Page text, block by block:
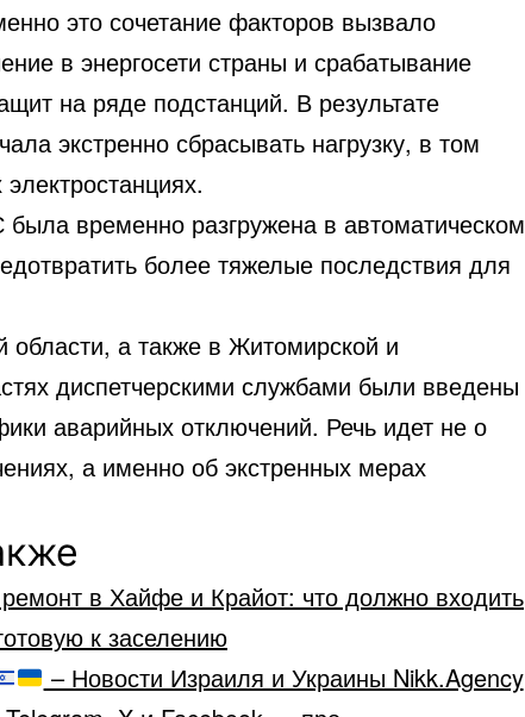
это сочетание факторов вызвало
в энергосети страны и срабатывание
на ряде подстанций. В результате
экстренно сбрасывать нагрузку, в том
временно разгружена в автоматическом
более тяжелые последствия для
области, а также в Житомирской и
диспетчерскими службами были введены
аварийных отключений. Речь идет не о
а именно об экстренных мерах
в Хайфе и Крайот: что должно входить
к заселению
– Новости Израиля и Украины Nikk.Agency